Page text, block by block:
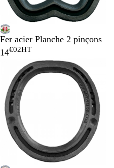
Fer acier Planche 2 pinçons
14€02HT